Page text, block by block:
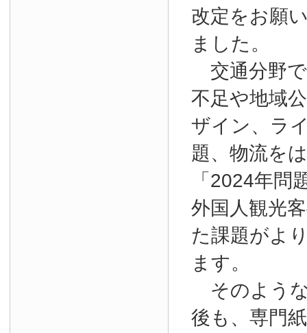
改定をお願
ました。
交通分野
不足や地域
ザイン、ラ
題、物流を
「2024年問
外国人観光
た課題がよ
ます。
そのよう
後も、専門